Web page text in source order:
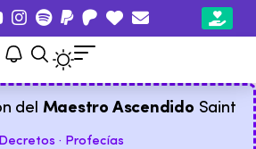
del Maestro Ascendido Saint
· Profecías